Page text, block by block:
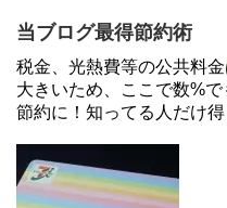
【2倍増量】
登録と3回利用
3/31まで
【対象者限定】
ントキャンペー
当ブログ最得節約術
税金、光熱費等の公共料金
大きいため、ここで数%
節約に！知ってる人だけ